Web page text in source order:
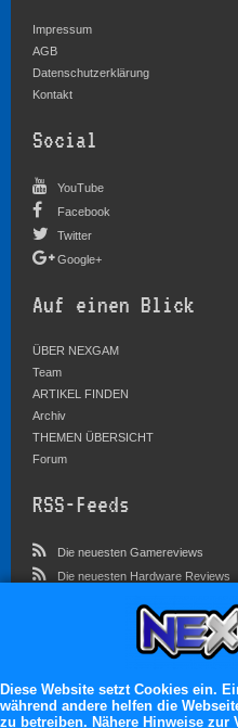
Impressum
AGB
Datenschutzerklärung
Kontakt
Social
YouTube
Facebook
Twitter
Google+
Auf einen Blick
ÜBER NEXGAM
Team
ARTIKEL FINDEN
Archiv
THEMEN ÜBERSICHT
Forum
RSS-Feeds
Die neuesten Gamereviews
Die neuesten Hardware Reviews
Im Forum sind zur Zeit 5827 Benutzer
Es erwarten dich:
Diese Website setzt Cookies ein.
während andere helfen die
zu betreiben. Nähere Hinweise zur